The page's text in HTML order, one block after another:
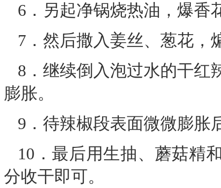
6．另起净锅烧热油，爆香
7．然后撒入姜丝、葱花，
8．继续倒入泡过水的干红
膨胀。
9．待辣椒段表面微微膨胀
10．最后用生抽、蘑菇精
分收干即可。